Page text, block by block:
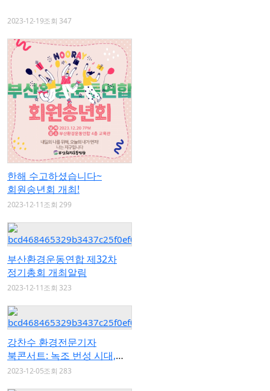
2023-12-19조회 347
한해 수고하셨습니다~
회원송년회 개최!
2023-12-11조회 299
부산환경운동연합 제32차
정기총회 개최알림
2023-12-11조회 323
강찬수 환경전문기자
북콘서트: 녹조 번성 시대,
사라진…
2023-12-05조회 283